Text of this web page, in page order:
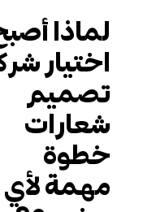
لماذا أصبح
اختيار شركة
تصميم
شعارات
خطوة
مهمة لأي